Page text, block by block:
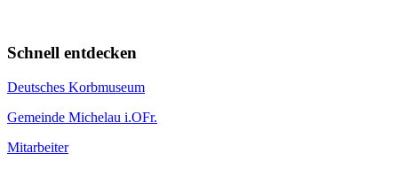
Schnell entdecken
Deutsches Korbmuseum
Gemeinde Michelau i.OFr.
Mitarbeiter